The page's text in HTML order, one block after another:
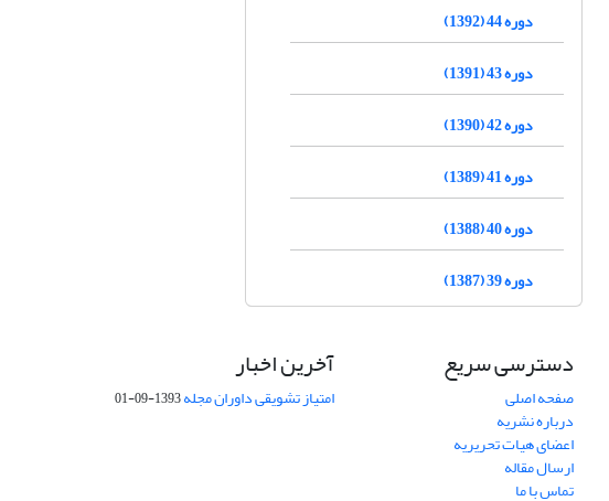
دوره 44 (1392)
دوره 43 (1391)
دوره 42 (1390)
دوره 41 (1389)
دوره 40 (1388)
دوره 39 (1387)
دسترسی سریع
صفحه اصلی
درباره نشریه
اعضای هیات تحریریه
ارسال مقاله
تماس با ما
آخرین اخبار
امتیاز تشویقی داوران مجله1393-09-01